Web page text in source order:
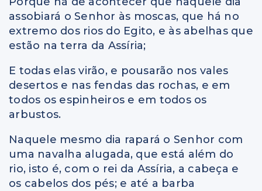
assobiará o Senhor às moscas, que há no
extremo dos rios do Egito, e às abelhas que
estão na terra da Assíria;
E todas elas virão, e pousarão nos vales
desertos e nas fendas das rochas, e em
todos os espinheiros e em todos os
arbustos.
Naquele mesmo dia rapará o Senhor com
uma navalha alugada, que está além do
rio, isto é, com o rei da Assíria, a cabeça e
os cabelos dos pés; e até a barba